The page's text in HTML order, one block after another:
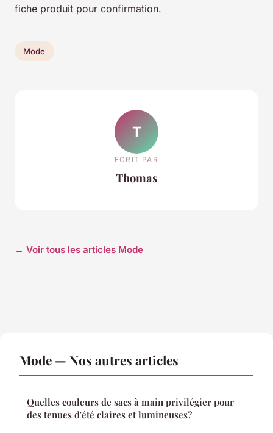
fiche produit pour confirmation.
Mode
T
ECRIT PAR
Thomas
← Voir tous les articles Mode
Mode — Nos autres articles
Quelles couleurs de sacs à main privilégier pour
des tenues d'été claires et lumineuses?